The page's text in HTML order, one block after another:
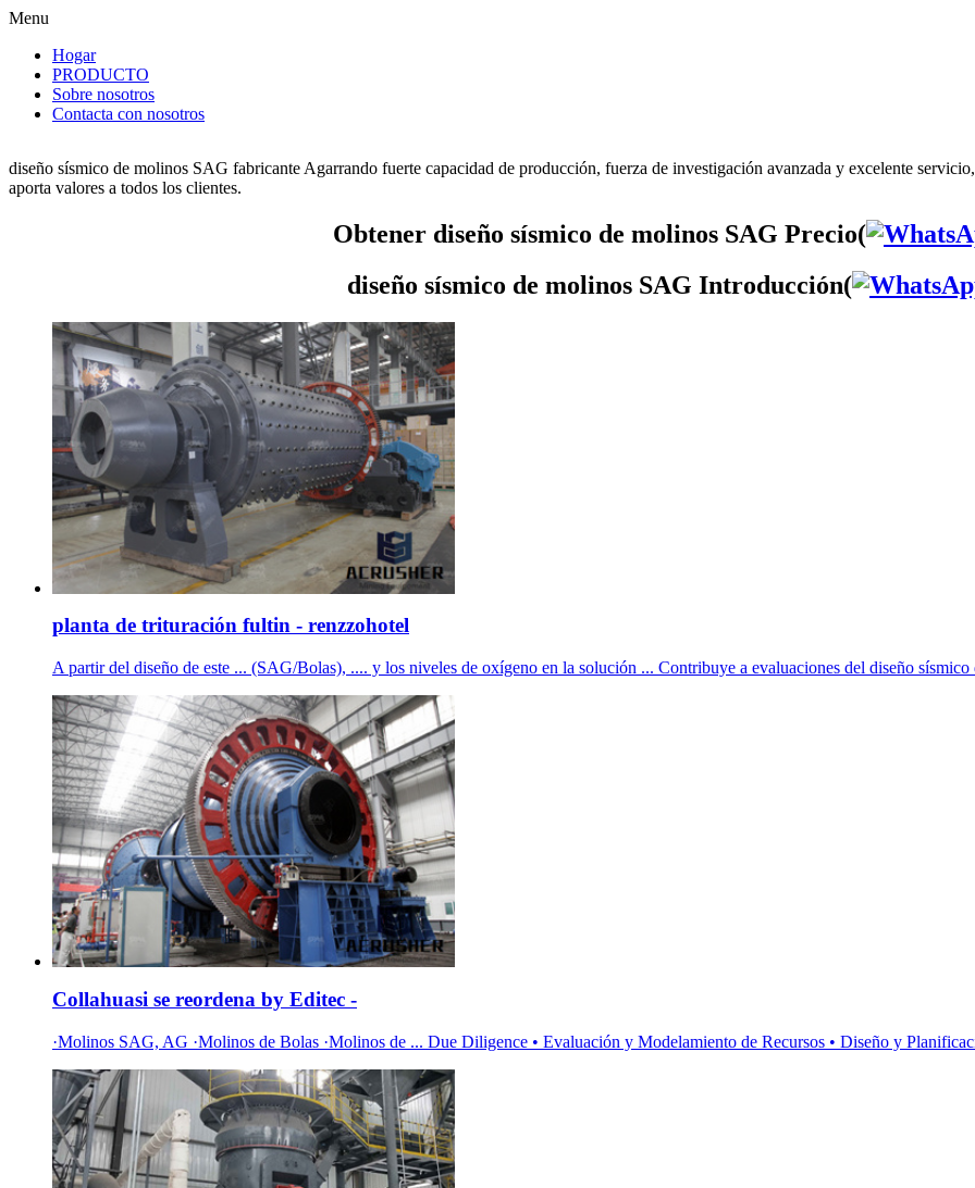
Menu
Hogar
PRODUCTO
Sobre nosotros
Contacta con nosotros
diseño sísmico de molinos SAG fabricante Agarrando fuerte capacidad de producción, fuerza de investigación avanzada y excelente
aporta valores a todos los clientes.
Obtener diseño sísmico de molinos SAG Precio(
diseño sísmico de molinos SAG Introducción(
planta de trituración fultin - renzzohotel
A partir del diseño de este ... (SAG/Bolas), .... y los niveles de oxígeno en la solución ... Contribuye a evaluaciones del diseño sísmico
Collahuasi se reordena by Editec -
·Molinos SAG, AG ·Molinos de Bolas ·Molinos de ... Due Diligence • Evaluación y Modelamiento de Recursos • Diseño y